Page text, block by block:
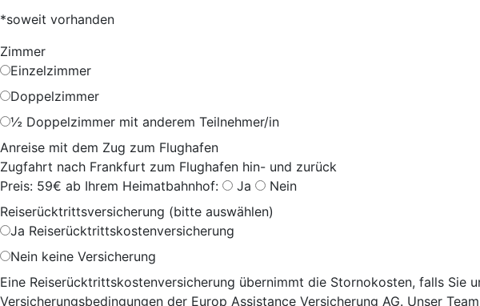
*soweit vorhanden
Zimmer
Einzelzimmer
Doppelzimmer
½ Doppelzimmer mit anderem Teilnehmer/in
Anreise mit dem Zug zum Flughafen
Zugfahrt nach Frankfurt zum Flughafen hin- und zurück
Preis: 59€ ab Ihrem Heimatbahnhof:
Ja
Nein
Reiserücktrittsversicherung (bitte auswählen)
Ja Reiserücktrittskostenversicherung
Nein keine Versicherung
Eine Reiserücktrittskostenversicherung übernimmt die Stornokosten, falls Sie
Versicherungsbedingungen der Europ Assistance Versicherung AG. Unser